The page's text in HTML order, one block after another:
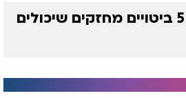
סובלים מדיכאון? 5 ביטויים מחזקים שיכולים